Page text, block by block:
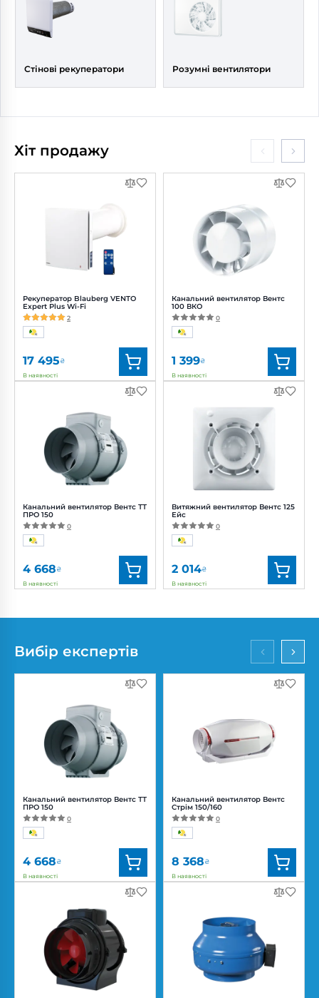
Стінові рекуператори Розумні вентилятори
Хіт продажу
Рекуператор Blauberg VENTO
Expert Plus Wi-Fi
2
17 495₴
В наявності
Blauberg
Артикул: 0688239836
Діаметр:
160 мм
Потужність:
Рівень
шуму:
Канальний вентилятор Вентс ТТ
ПРО 150
0
4 668₴
В наявності
Артикул:0687908677
Потужність: 42, 50 Вт
32, 44 дБ(А)
Канальний вентилятор Вентс
100 ВКО
0
1 399₴
В наявності
Вентс
Артикул:
0000215598
Діаметр:
100 мм
Потужність:
Рівень
шуму:
Витяжний вентилятор Вентс 125
Ейс
0
2 014₴
В наявності
Артикул: 0688226023
125 мм
Вибір експертів
Канальний вентилятор Вентс ТТ
ПРО 150
0
4 668₴
В наявності
Вентс
Артикул:0687908677
Діаметр:
150 мм
Потужність:
42, 50 Вт
Рівень
шуму:
Канальний вентилятор Вентс
Стрім 150/160
0
8 368₴
В наявності
Вентс
Артикул:
0688317113
Діаметр:
160/150 мм
Потужність:
Рівень
шуму: